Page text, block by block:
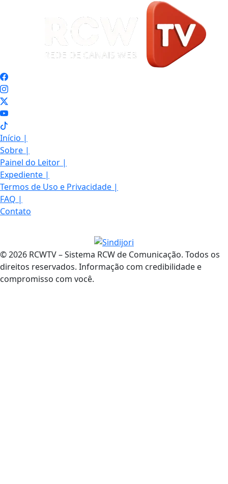
Início |
Sobre |
Painel do Leitor |
Expediente |
Termos de Uso e Privacidade |
FAQ |
Contato
© 2026 RCWTV – Sistema RCW de Comunicação. Todos os
direitos reservados. Informação com credibilidade e
compromisso com você.